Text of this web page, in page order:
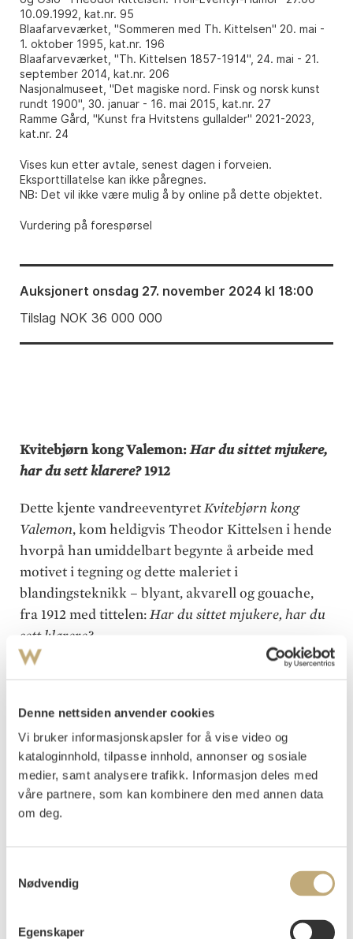
Denne nettsiden anvender cookies
Vi bruker informasjonskapsler for å vise video og
kataloginnhold, tilpasse innhold, annonser og sosiale
medier, samt analysere trafikk. Informasjon deles med
våre partnere, som kan kombinere den med annen data
om deg.
Nødvendig
Egenskaper
10.09.1992, kat.nr. 95
Blaafarveværket, "Sommeren med Th. Kittelsen" 20. mai -
1. oktober 1995, kat.nr. 196
Blaafarveværket, "Th. Kittelsen 1857-1914", 24. mai - 21.
september 2014, kat.nr. 206
Nasjonalmuseet, "Det magiske nord. Finsk og norsk kunst
rundt 1900", 30. januar - 16. mai 2015, kat.nr. 27
Ramme Gård, "Kunst fra Hvitstens gullalder" 2021-2023,
kat.nr. 24
Vises kun etter avtale, senest dagen i forveien.
Eksporttillatelse kan ikke påregnes.
NB: Det vil ikke være mulig å by online på dette objektet.
Vurdering på forespørsel
Auksjonert onsdag 27. november 2024 kl 18:00
Tilslag NOK 36 000 000
Kvitebjørn kong Valemon:Har du sittet mjukere,
har du sett klarere?1912
Dette kjente vandreeventyretKvitebjørn kong
Valemon, kom heldigvis Theodor Kittelsen i hende
hvorpå han umiddelbart begynte å arbeide med
motivet i tegning og dette maleriet i
blandingsteknikk – blyant, akvarell og gouache,
fra 1912 med tittelen:Har du sittet mjukere, har du
sett klarere?
Kittelsen benyttet et papirbasert medium, med
fullkommenhet. I dette tilfellet er det de myke
egenskaper ved mediet som har kommet til sin
rett ved at både skoglandskapet og bjørnen med
prinsessen på ryggen, ser ut til å være innhyllet i
en morgendis eller lett tåke. De kommer mot oss
ut av dette omtåkete landskapet. Bjørnenes hvite
direkte mot oss. De er sentralt plassert og vi ser
er hverken en polarbjørn eller en albino